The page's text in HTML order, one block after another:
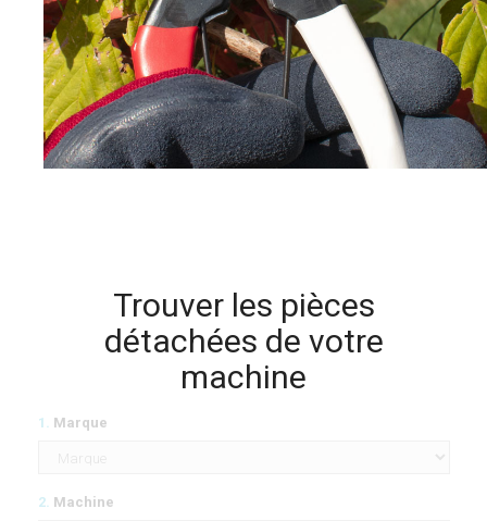
Trouver les pièces
détachées de votre
machine
1. Marque
2. Machine